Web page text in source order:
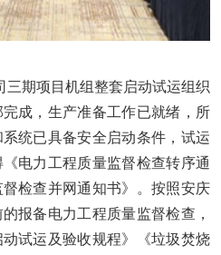
三期项目机组整套启动试运组织
成，生产准备工作已就绪，所
统已具备安全启动条件，试运
电力工程质量监督检查转序通
检查并网通知书》。按照安庆
报备电力工程质量监督检查，
试运及验收规程》《垃圾焚烧